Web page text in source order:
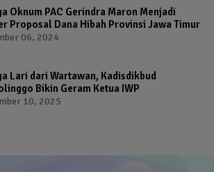
Oknum PAC Gerindra Maron Menjadi
Proposal Dana Hibah Provinsi Jawa Timur
06, 2024
Lari dari Wartawan, Kadisdikbud
Bikin Geram Ketua IWP
10, 2025